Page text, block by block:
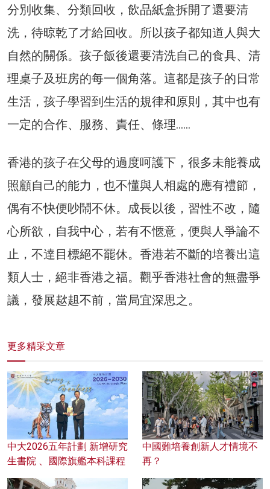
分別收集、分類回收，飲品紙盒拆開了還要清
洗，待晾乾了才給回收。所以孩子都知道人與大
自然的關係。孩子飯後還要清洗自己的食具、清
理桌子及班房的每一個角落。這都是孩子的日常
生活，孩子學習到生活的規律和原則，其中也有
一定的合作、服務、責任、條理……
香港的孩子在父母的過度呵護下，很多未能養成
照顧自己的能力，也不懂與人相處的應有禮節，
偶有不快便吵鬧不休。成長以後，習性不改，隨
心所欲，自我中心，若有不愜意，便與人爭論不
止，不達目標絕不罷休。香港若不斷的培養出這
類人士，絕非香港之福。觀乎香港社會的無盡爭
議，發展趑趄不前，當局宜深思之。
更多精采文章
中大2026五年計劃 新增研究
生書院 、國際旗艦本科課程
中國難培養創新人才情境不
再？